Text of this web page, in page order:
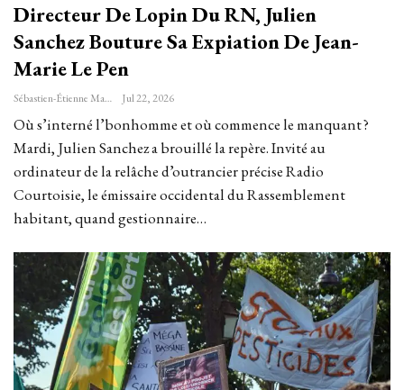
Directeur De Lopin Du RN, Julien
Sanchez Bouture Sa Expiation De Jean-
Marie Le Pen
Sébastien-Étienne Marechal Jul 22, 2026
Où s’interné l’bonhomme et où commence le manquant ?
Mardi, Julien Sanchez a brouillé la repère. Invité au
ordinateur de la relâche d’outrancier précise Radio
Courtoisie, le émissaire occidental du Rassemblement
habitant, quand gestionnaire…